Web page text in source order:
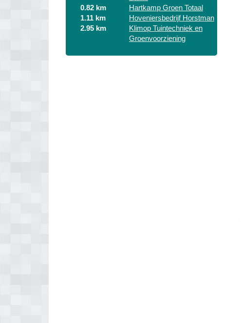
0.82 km
Hartkamp Groen Totaal
1.11 km
Hoveniersbedrijf Horstman
2.95 km
Klimop Tuintechniek en
Groenvoorziening